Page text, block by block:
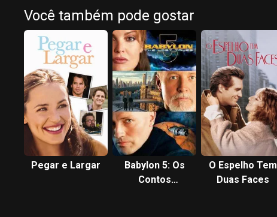
Você também pode gostar
Pegar e Largar
Babylon 5: Os
Contos
O Espelho Tem
Duas Faces